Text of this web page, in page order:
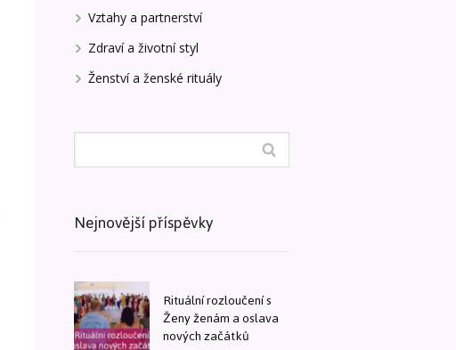
Vztahy a partnerství
Zdraví a životní styl
Ženství a ženské rituály
Nejnovější příspěvky
Rituální rozloučení s
Ženy ženám a oslava
nových začátků